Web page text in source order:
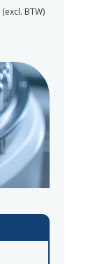
(excl. BTW)